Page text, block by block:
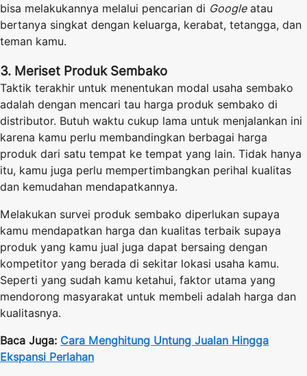
bisa melakukannya melalui pencarian di Googleatau
bertanya singkat dengan keluarga, kerabat, tetangga, dan
teman kamu.
3. Meriset Produk Sembako
Taktik terakhir untuk menentukan modal usaha sembako
adalah dengan mencari tau harga produk sembako di
distributor. Butuh waktu cukup lama untuk menjalankan ini
karena kamu perlu membandingkan berbagai harga
produk dari satu tempat ke tempat yang lain. Tidak hanya
itu, kamu juga perlu mempertimbangkan perihal kualitas
dan kemudahan mendapatkannya.
Melakukan survei produk sembako diperlukan supaya
kamu mendapatkan harga dan kualitas terbaik supaya
produk yang kamu jual juga dapat bersaing dengan
kompetitor yang berada di sekitar lokasi usaha kamu.
Seperti yang sudah kamu ketahui, faktor utama yang
mendorong masyarakat untuk membeli adalah harga dan
kualitasnya.
Baca Juga: Cara Menghitung Untung Jualan Hingga
Ekspansi Perlahan